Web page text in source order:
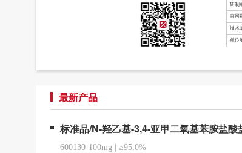
研制
官网
技术
单位
最新产品
标准品/N-羟乙基-3,4-亚甲二氧基苯胺盐酸盐/2-(Benzo[d][1,3]dioxol-5-ylamino)ethanol
600130-100mg ≥95.0%